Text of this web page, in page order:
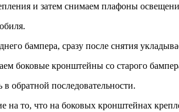
и затем снимаем плафоны
бампера, сразу после снятия
боковые кронштейны со старого
обратной последовательности.
на то, что на боковых кронштейнах